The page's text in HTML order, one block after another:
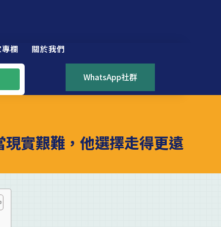
欄 關於我們
WhatsApp社群
實艱難，他選擇走得更遠